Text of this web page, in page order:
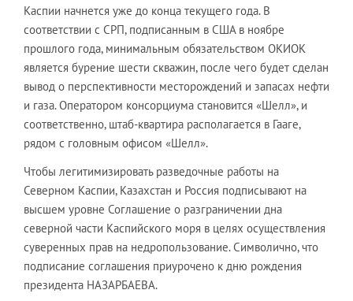
Каспии начнется уже до конца текущего года. В
соответствии с СРП, подписанным в США в ноябре
прошлого года, минимальным обязательством ОКИОК
является бурение шести скважин, после чего будет сделан
вывод о перспективности месторождений и запасах нефти
и газа. Оператором консорциума становится «Шелл», и
соответственно, штаб-квартира располагается в Гааге,
рядом с головным офисом «Шелл».
Чтобы легитимизировать разведочные работы на
Северном Каспии, Казахстан и Россия подписывают на
высшем уровне Соглашение о разграничении дна
северной части Каспийского моря в целях осуществления
суверенных прав на недропользование. Символично, что
подписание соглашения приурочено к дню рождения
президента НАЗАРБАЕВА.